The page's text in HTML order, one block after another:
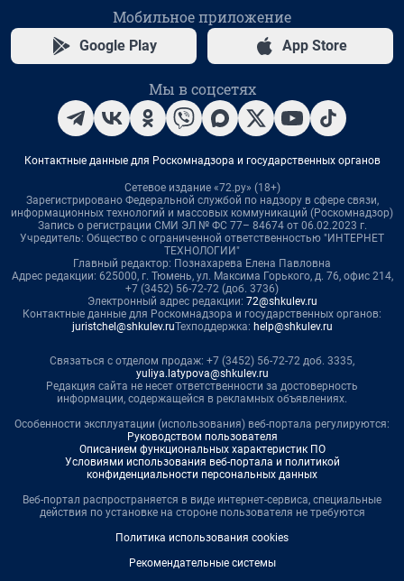
Мобильное приложение
Google Play App Store
Мы в соцсетях
Контактные данные для Роскомнадзора и государственных органов
Сетевое издание «72.ру» (18+)
Зарегистрировано Федеральной службой по надзору в сфере связи,
информационных технологий и массовых коммуникаций (Роскомнадзор)
Запись о регистрации СМИ ЭЛ № ФС 77– 84674 от 06.02.2023 г.
Учредитель: Общество с ограниченной ответственностью "ИНТЕРНЕТ
ТЕХНОЛОГИИ"
Главный редактор: Познахарева Елена Павловна
Адрес редакции: 625000, г. Тюмень, ул. Максима Горького, д. 76, офис 214,
+7 (3452) 56-72-72 (доб. 3736)
Электронный адрес редакции: 72@shkulev.ru
Контактные данные для Роскомнадзора и государственных органов:
juristchel@shkulev.ruТехподдержка: help@shkulev.ru
Связаться с отделом продаж: +7 (3452) 56-72-72 доб. 3335,
yuliya.latypova@shkulev.ru
Редакция сайта не несет ответственности за достоверность
информации, содержащейся в рекламных объявлениях.
Особенности эксплуатации (использования) веб-портала регулируются:
Руководством пользователя
Описанием функциональных характеристик ПО
Условиями использования веб-портала и политикой
конфиденциальности персональных данных
Веб-портал распространяется в виде интернет-сервиса, специальные
действия по установке на стороне пользователя не требуются
Политика использования cookies
Рекомендательные системы